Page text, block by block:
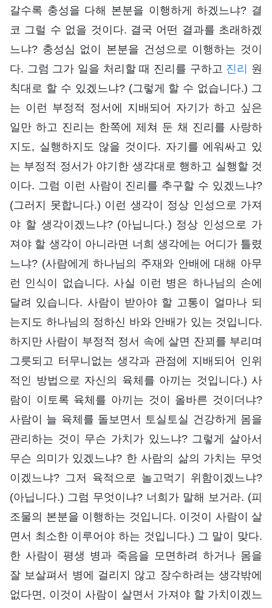
갈수록 충성을 다해 본분을 이행하게 하겠느냐? 결
코 그럴 수 없을 것이다. 결국 어떤 결과를 초래하겠
느냐? 충성심 없이 본분을 건성으로 이행하는 것이
다. 그럼 그가 일을 처리할 때 진리를 구하고 진리 원
칙대로 할 수 있겠느냐? (그렇게 할 수 없습니다.) 그
는 이런 부정적 정서에 지배되어 자기가 하고 싶은
일만 하고 진리는 한쪽에 제쳐 둔 채 진리를 사랑하
지도, 실행하지도 않을 것이다. 자기를 에워싸고 있
는 부정적 정서가 야기한 생각대로 행하고 실행할 것
이다. 그럼 이런 사람이 진리를 추구할 수 있겠느냐?
(그러지 못합니다.) 이런 생각이 정상 인성으로 가져
야 할 생각이겠느냐? (아닙니다.) 정상 인성으로 가
져야 할 생각이 아니라면 너희 생각에는 어디가 틀렸
느냐? (사람에게 하나님의 주재와 안배에 대해 아무
런 인식이 없습니다. 사실 이런 병은 하나님의 손에
달려 있습니다. 사람이 받아야 할 고통이 얼마나 되
는지도 하나님의 정하신 바와 안배가 있는 것입니다.
하지만 사람이 부정적 정서 속에 살면 잔꾀를 부리며
그릇되고 터무니없는 생각과 관점에 지배되어 인위
적인 방법으로 자신의 육체를 아끼는 것입니다.) 사
람이 이토록 육체를 아끼는 것이 올바른 것이더냐?
사람이 늘 육체를 돌보면서 토실토실 건강하게 몸을
관리하는 것이 무슨 가치가 있느냐? 그렇게 살아서
무슨 의미가 있겠느냐? 한 사람의 삶의 가치는 무엇
이겠느냐? 그저 육적으로 놀고먹기 위함이겠느냐?
(아닙니다.) 그럼 무엇이냐? 너희가 말해 보거라. (피
조물의 본분을 이행하는 것입니다. 이것이 사람이 살
면서 최소한 이루어야 하는 것입니다.) 그 말이 맞다.
한 사람이 평생 병과 죽음을 모면하려 하거나 몸을
잘 보살펴서 병에 걸리지 않고 장수하려는 생각밖에
없다면, 이것이 사람이 살면서 가져야 할 가치이겠느